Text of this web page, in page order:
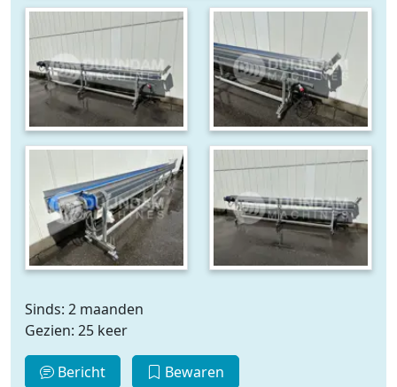
Sinds: 2 maanden
Gezien: 25 keer
Bericht Bewaren